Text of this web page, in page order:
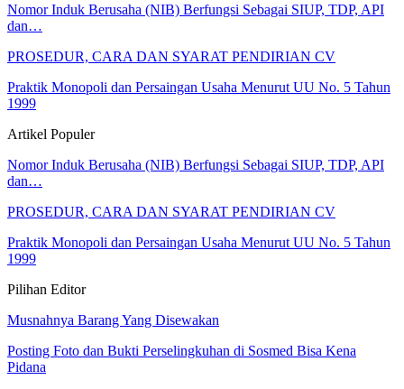
Nomor Induk Berusaha (NIB) Berfungsi Sebagai SIUP, TDP, API
dan…
PROSEDUR, CARA DAN SYARAT PENDIRIAN CV
Praktik Monopoli dan Persaingan Usaha Menurut UU No. 5 Tahun
1999
Artikel Populer
Nomor Induk Berusaha (NIB) Berfungsi Sebagai SIUP, TDP, API
dan…
PROSEDUR, CARA DAN SYARAT PENDIRIAN CV
Praktik Monopoli dan Persaingan Usaha Menurut UU No. 5 Tahun
1999
Pilihan Editor
Musnahnya Barang Yang Disewakan
Posting Foto dan Bukti Perselingkuhan di Sosmed Bisa Kena
Pidana